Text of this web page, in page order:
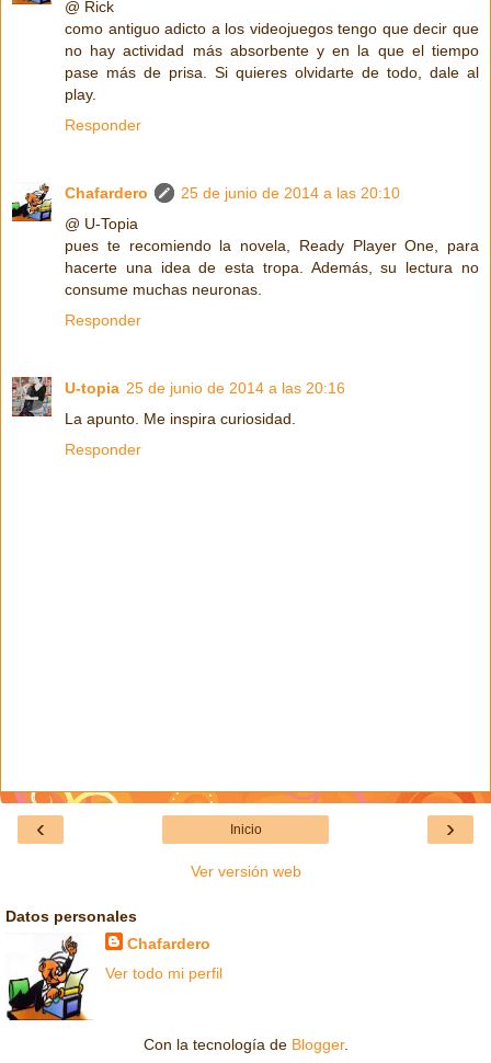
@ Rick
como antiguo adicto a los videojuegos tengo que decir que
no hay actividad más absorbente y en la que el tiempo
pase más de prisa. Si quieres olvidarte de todo, dale al
play.
Responder
Chafardero
25 de junio de 2014 a las 20:10
@ U-Topia
pues te recomiendo la novela, Ready Player One, para
hacerte una idea de esta tropa. Además, su lectura no
consume muchas neuronas.
Responder
U-topia 25 de junio de 2014 a las 20:16
La apunto. Me inspira curiosidad.
Responder
‹ ›
Inicio
Ver versión web
Datos personales
Chafardero
Ver todo mi perfil
Con la tecnología de Blogger.